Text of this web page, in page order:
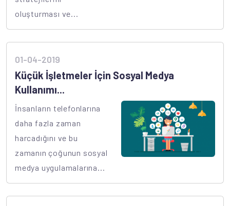
oluşturması ve...
01-04-2019
Küçük İşletmeler İçin Sosyal Medya
Kullanımı...
İnsanların telefonlarına
daha fazla zaman
harcadığını ve bu
zamanın çoğunun sosyal
medya uygulamalarına...